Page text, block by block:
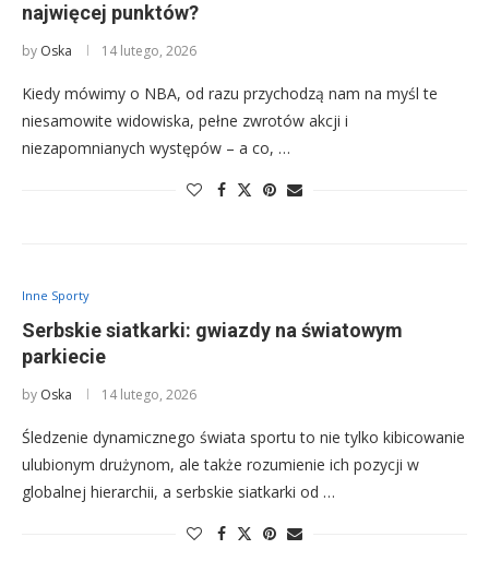
najwięcej punktów?
by Oska 14 lutego, 2026
Kiedy mówimy o NBA, od razu przychodzą nam na myśl te
niesamowite widowiska, pełne zwrotów akcji i
niezapomnianych występów – a co, …
Inne Sporty
Serbskie siatkarki: gwiazdy na światowym
parkiecie
by Oska 14 lutego, 2026
Śledzenie dynamicznego świata sportu to nie tylko kibicowanie
ulubionym drużynom, ale także rozumienie ich pozycji w
globalnej hierarchii, a serbskie siatkarki od …